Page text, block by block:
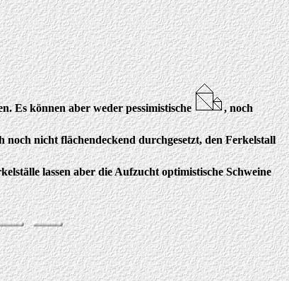
Es können aber weder pessimistische , noch
noch nicht flächendeckend durchgesetzt, den Ferkelstall
lassen aber die Aufzucht optimistische Schweine